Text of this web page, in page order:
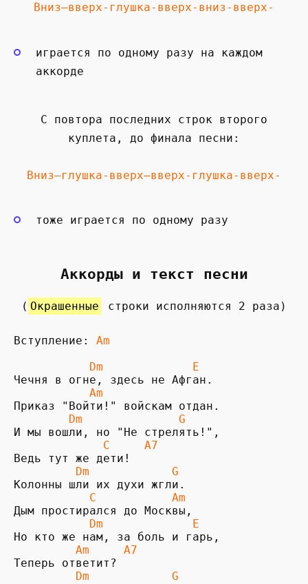
Вниз—вверх-глушка-вверх-вниз-вверх-
играется по одному разу на каждом
аккорде
С повтора последних строк второго
куплета, до финала песни:
Вниз—глушка-вверх—вверх-глушка-вверх-
тоже играется по одному разу
Аккорды и текст песни
( Окрашенные строки исполняются 2 раза)
Вступление:
Dm             E
Чечня в огне, здесь не Афган.
Am
Приказ "Войти!" войскам отдан.
Dm              G
И мы вошли, но "Не стрелять!",
C     A7
Ведь тут же дети!
  Dm            G
Колонны шли их духи жгли.
C           Am
Дым простирался до Москвы,
  Dm             E
Но кто же нам, за боль и гарь,
Am     A7
Теперь ответит?
        Dm            G